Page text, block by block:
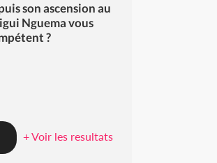
son ascension au
Nguema vous
?
+ Voir les resultats